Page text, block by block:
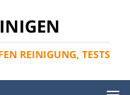
REINIGUNG, TESTS